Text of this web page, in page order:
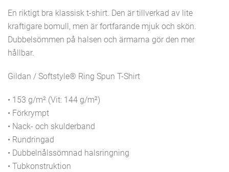
En riktigt bra klassisk t-shirt. Den är tillverkad av lite
kraftigare bomull, men är fortfarande mjuk och skön.
Dubbelsömmen på halsen och ärmarna gör den mer
hållbar.
Gildan / Softstyle® Ring Spun T-Shirt
• 153 g/m² (Vit: 144 g/m²)
• Förkrympt
• Nack- och skulderband
• Rundringad
• Dubbelnålssömnad halsringning
• Tubkonstruktion